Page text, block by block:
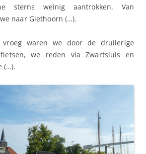
sterns weinig aantrokken. Van
naar Giethoorn (…).
waren we door de druilerige
we reden via Zwartsluis en
(…).